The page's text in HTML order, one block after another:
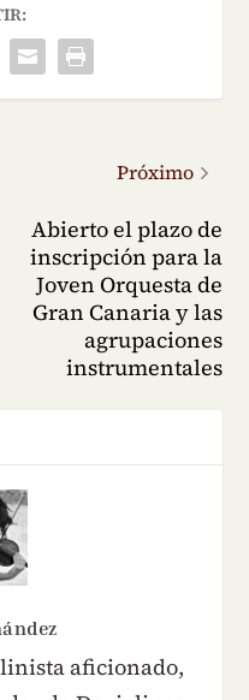
Próximo
Abierto el plazo de
inscripción para la
Joven Orquesta de
Gran Canaria y las
agrupaciones
instrumentales
aficionado,